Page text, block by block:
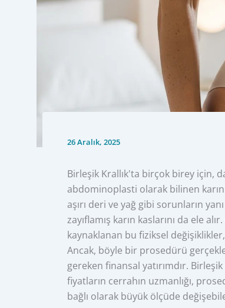
26 Aralık, 2025
Birleşik Krallık'ta birçok birey için,
abdominoplasti olarak bilinen
aşırı deri ve yağ gibi sorunların
zayıflamış karın kaslarını da ele
kaynaklanan bu fiziksel
Ancak, böyle bir prosedürü
gereken finansal yatırımdır.
fiyatların cerrahın uzmanlığı,
bağlı olarak büyük ölçüde